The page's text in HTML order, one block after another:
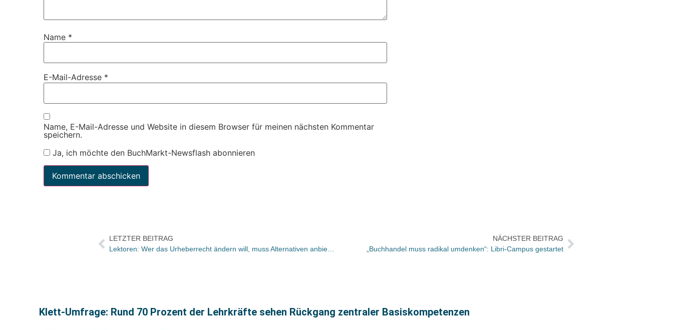
Name *
E-Mail-Adresse *
Name, E-Mail-Adresse und Website in diesem Browser für meinen nächsten Kommentar
speichern.
Ja, ich möchte den BuchMarkt-Newsflash abonnieren
LETZTER BEITRAG
Lektoren: Wer das Urheberrecht ändern will, muss Alternativen anbieten
NÄCHSTER BEITRAG
„Buchhandel muss radikal umdenken“: Libri-Campus gestartet
Klett-Umfrage: Rund 70 Prozent der Lehrkräfte sehen Rückgang zentraler Basiskompetenzen